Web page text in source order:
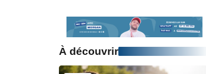
À découvrir